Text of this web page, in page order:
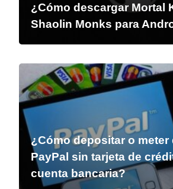
¿Cómo descargar Mortal
Shaolin Monks para
¿Cómo depositar o meter
PayPal sin tarjeta de
cuenta bancaria?